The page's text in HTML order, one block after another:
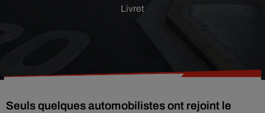
Livret
Seuls quelques automobilistes ont rejoint le